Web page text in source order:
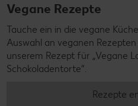
Vegane Rezepte
Tauche ein in die vegane
Auswahl an veganen
unserem Rezept für „Vegane
Schokoladentorte“.
Rezepte